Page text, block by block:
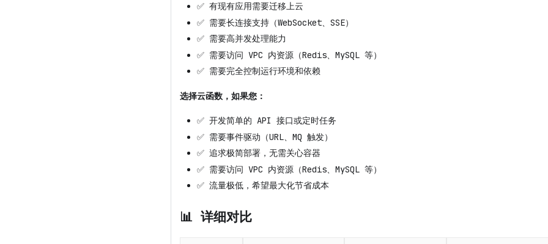
✅ 有现有应用需要迁移上云
✅ 需要长连接支持（WebSocket、SSE）
✅ 需要高并发处理能力
✅ 需要访问 VPC 内资源（Redis、MySQL 等）
✅ 需要完全控制运行环境和依赖
选择云函数，如果您：
✅ 开发简单的 API 接口或定时任务
✅ 需要事件驱动（URL、MQ 触发）
✅ 追求极简部署，无需关心容器
✅ 需要访问 VPC 内资源（Redis、MySQL 等）
✅ 流量极低，希望最大化节省成本
📊 详细对比